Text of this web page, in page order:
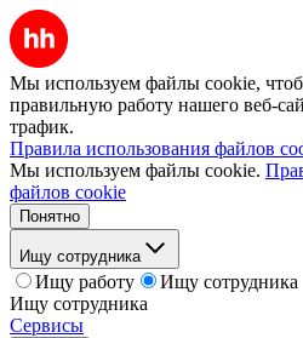
Мы используем файлы cookie,
правильную работу нашего веб-
трафик.
Правила использования файлов
Мы используем файлы cookie.
файлов cookie
Понятно
Ищу сотрудника
Ищу работу
Ищу сотрудника
Ищу сотрудника
Сервисы